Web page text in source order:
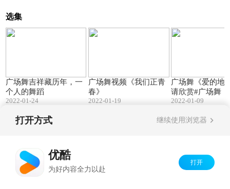
选集
广场舞吉祥藏历年，一
个人的舞蹈
2022-01-24
广场舞视频《我们正青
春》
2022-01-19
广场舞《爱的地
请欣赏#广场舞
2022-01-09
打开方式 继续使用浏览器
优酷
为好内容全力以赴
打开